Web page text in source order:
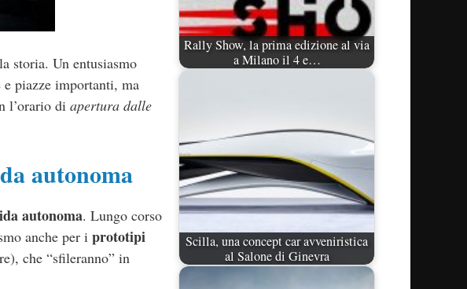
storia. Un entusiasmo
piazze importanti, ma
l’orario di apertura dalle
autonoma
autonoma. Lungo corso
anche per i prototipi
che “sfileranno” in
Rally Show, la prima edizione al via
a Milano il 4 e…
Scilla, una concept car avveniristica
al Salone di Ginevra